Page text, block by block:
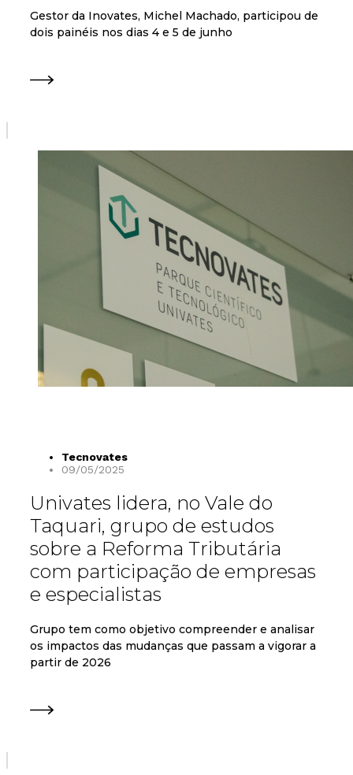
Gestor da Inovates, Michel Machado, participou de
dois painéis nos dias 4 e 5 de junho
Tecnovates
09/05/2025
Univates lidera, no Vale do
Taquari, grupo de estudos
sobre a Reforma Tributária
com participação de empresas
e especialistas
Grupo tem como objetivo compreender e analisar
os impactos das mudanças que passam a vigorar a
partir de 2026